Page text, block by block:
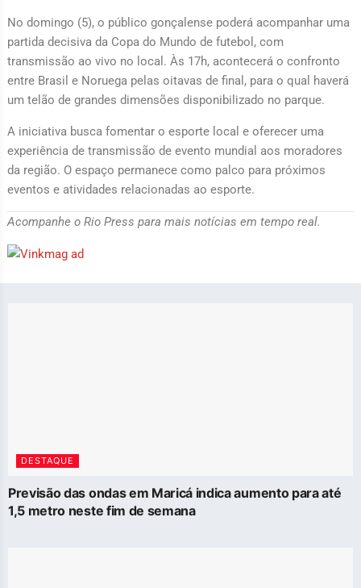
No domingo (5), o público gonçalense poderá acompanhar uma
partida decisiva da Copa do Mundo de futebol, com
transmissão ao vivo no local. Às 17h, acontecerá o confronto
entre Brasil e Noruega pelas oitavas de final, para o qual haverá
um telão de grandes dimensões disponibilizado no parque.
A iniciativa busca fomentar o esporte local e oferecer uma
experiência de transmissão de evento mundial aos moradores
da região. O espaço permanece como palco para próximos
eventos e atividades relacionadas ao esporte.
Acompanhe o Rio Press para mais notícias em tempo real.
DESTAQUE
Previsão das ondas em Maricá indica aumento para até
1,5 metro neste fim de semana